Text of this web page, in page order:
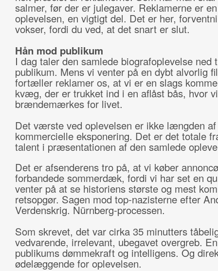
salmer, før der er julegaver. Reklamerne er
oplevelsen, en vigtigt del. Det er her,
vokser, fordi du ved, at det snart er slut.
Hån mod publikum
I dag taler den samlede biografoplevelse ned
publikum. Mens vi venter på en dybt alvorlig
fortæller reklamer os, at vi er en slags
kvæg, der er trukket ind i en aflåst bås, hvor
brændemærkes for livet.
Det værste ved oplevelsen er ikke længden af
kommercielle eksponering. Det er det totale
talent i præsentationen af den samlede
Det er afsenderens tro på, at vi køber
forbandede sommerdæk, fordi vi har set en
venter på at se historiens største og mest
retsopgør. Sagen mod top-nazisterne efter
Verdenskrig. Nürnberg-processen.
Som skrevet, det var cirka 35 minutters
vedvarende, irrelevant, ubegavet overgreb.
publikums dømmekraft og intelligens. Og
ødelæggende for oplevelsen.